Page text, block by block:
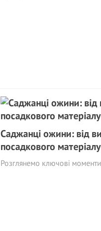
Саджанці ожини: від
посадкового
Розглянемо ключові моменти